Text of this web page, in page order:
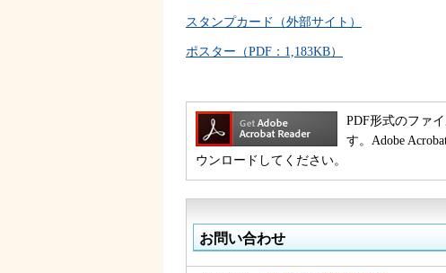
スタンプカード（外部サイト）
ポスター（PDF：1,183KB）
PDF形式のファ
す。Adobe
ウンロードしてください。
お問い合わせ